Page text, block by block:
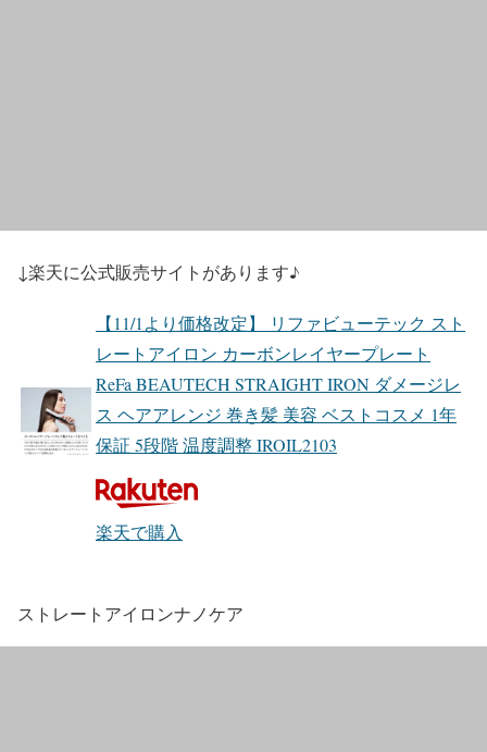
↓楽天に公式販売サイトがあります♪
【11/1より価格改定】 リファビューテック スト
レートアイロン カーボンレイヤープレート
ReFa BEAUTECH STRAIGHT IRON ダメージレ
ス ヘアアレンジ 巻き髪 美容 ベストコスメ 1年
保証 5段階 温度調整 IROIL2103
楽天で購入
ストレートアイロンナノケア